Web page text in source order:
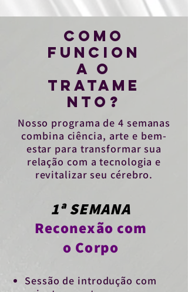
COMO
FUNCION
A O
TRATAME
NTO?
Nosso programa de 4 semanas
combina ciência, arte e bem-
estar para transformar sua
relação com a tecnologia e
revitalizar seu cérebro.
1ª SEMANA
Reconexão com
o Corpo
Sessão de introdução com